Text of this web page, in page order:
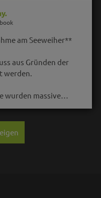
am Seeweiher**
aus Gründen der
werden.
wurden massive…